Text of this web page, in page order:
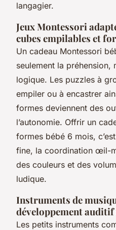
langagier.
Jeux Montessori
cubes empilables et
Un cadeau Montessori
seulement la préhension,
logique. Les puzzles à
empiler ou à encastrer
formes deviennent des
l’autonomie. Offrir un
formes bébé 6 mois,
fine, la coordination œil-
des couleurs et des
ludique.
Instruments de
développement auditif
Les petits instruments